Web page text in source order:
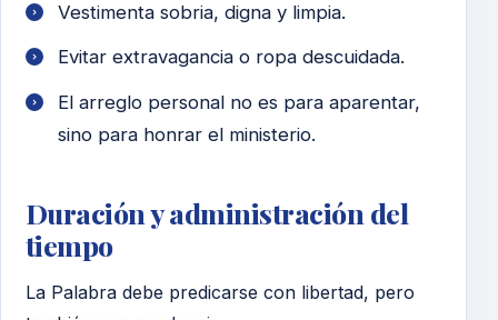
Vestimenta sobria, digna y limpia.
Evitar extravagancia o ropa descuidada.
El arreglo personal no es para aparentar,
sino para honrar el ministerio.
Duración y administración del
tiempo
La Palabra debe predicarse con libertad, pero